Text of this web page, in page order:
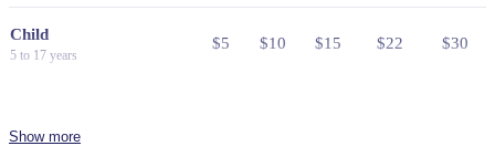
Child
5 to 17 years
$5 $10 $15 $22 $30
2 adults and 4 children
Show more